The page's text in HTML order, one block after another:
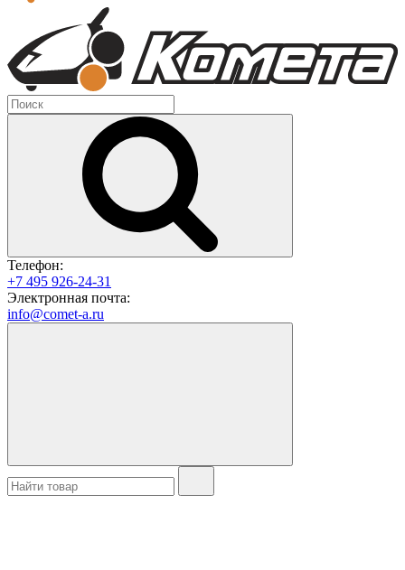
Телефон:
+7 495 926-24-31
Электронная почта:
info@comet-a.ru